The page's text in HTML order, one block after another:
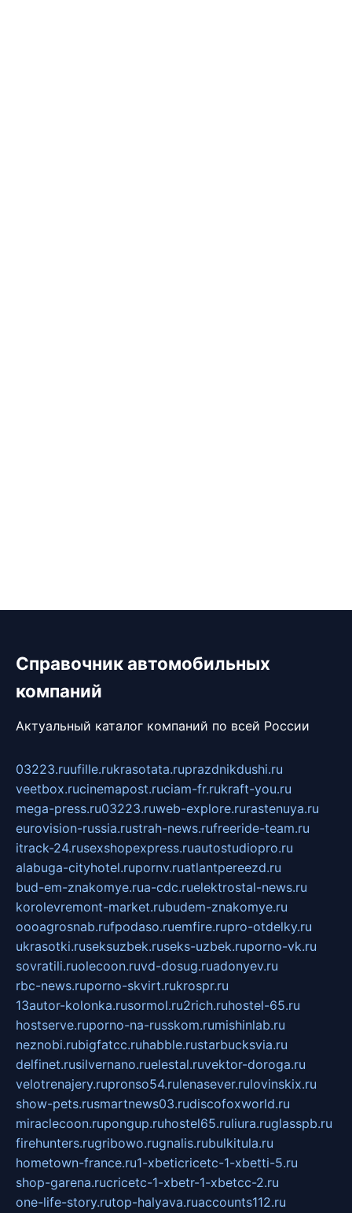
Справочник автомобильных
компаний
Актуальный каталог компаний по всей России
03223.ruufille.rukrasotata.ruprazdnikdushi.ru
veetbox.rucinemapost.ruciam-fr.rukraft-you.ru
mega-press.ru03223.ruweb-explore.rurastenuya.ru
eurovision-russia.rustrah-news.rufreeride-team.ru
itrack-24.rusexshopexpress.ruautostudiopro.ru
alabuga-cityhotel.rupornv.ruatlantpereezd.ru
bud-em-znakomye.rua-cdc.ruelektrostal-news.ru
korolevremont-market.rubudem-znakomye.ru
oooagrosnab.rufpodaso.ruemfire.rupro-otdelky.ru
ukrasotki.ruseksuzbek.ruseks-uzbek.ruporno-vk.ru
sovratili.ruolecoon.ruvd-dosug.ruadonyev.ru
rbc-news.ruporno-skvirt.rukrospr.ru
13autor-kolonka.rusormol.ru2rich.ruhostel-65.ru
hostserve.ruporno-na-russkom.rumishinlab.ru
neznobi.rubigfatcc.ruhabble.rustarbucksvia.ru
delfinet.rusilvernano.ruelestal.ruvektor-doroga.ru
velotrenajery.rupronso54.rulenasever.rulovinskix.ru
show-pets.rusmartnews03.rudiscofoxworld.ru
miraclecoon.rupongup.ruhostel65.ruliura.ruglasspb.ru
firehunters.rugribowo.rugnalis.rubulkitula.ru
hometown-france.ru1-xbeticricetc-1-xbetti-5.ru
shop-garena.rucricetc-1-xbetr-1-xbetcc-2.ru
one-life-story.rutop-halyava.ruaccounts112.ru